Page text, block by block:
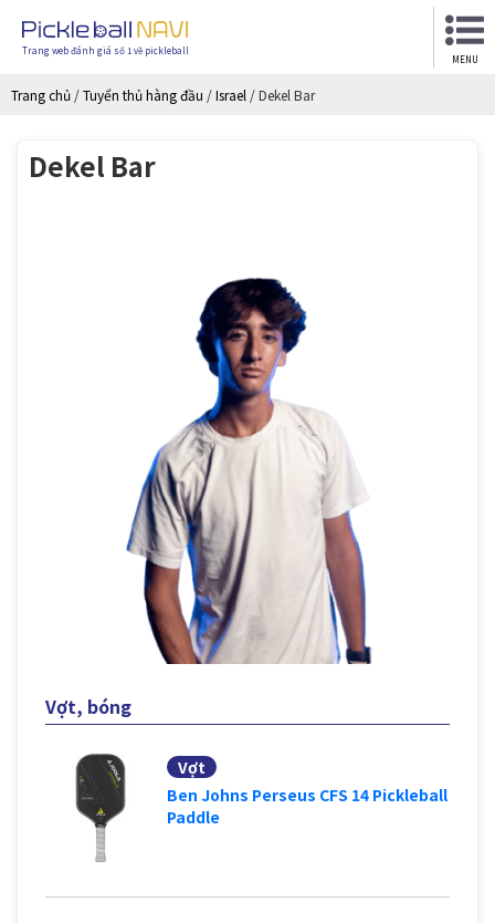
Trang web đánh giá số 1 về pickleball
MENU
Trang chủ /Tuyển thủ hàng đầu /Israel /Dekel Bar
Dekel Bar
Vợt, bóng
Vợt
Ben Johns Perseus CFS 14 Pickleball
Paddle